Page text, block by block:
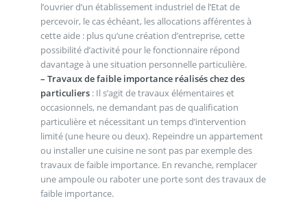
l’ouvrier d’un établissement industriel de l’Etat de
percevoir, le cas échéant, les allocations afférentes à
cette aide : plus qu’une création d’entreprise, cette
possibilité d’activité pour le fonctionnaire répond
davantage à une situation personnelle particulière.
– Travaux de faible importance réalisés chez des
particuliers: Il s’agit de travaux élémentaires et
occasionnels, ne demandant pas de qualification
particulière et nécessitant un temps d’intervention
limité (une heure ou deux). Repeindre un appartement
ou installer une cuisine ne sont pas par exemple des
travaux de faible importance. En revanche, remplacer
une ampoule ou raboter une porte sont des travaux de
faible importance.